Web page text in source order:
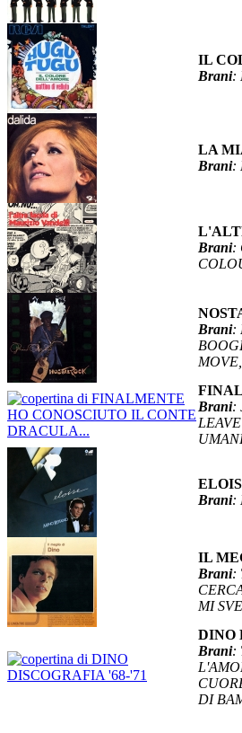
IL
Brani:
LA
Brani:
Brani:
Brani:
Brani:
Brani:
IL
Brani:
MI
DINO
Brani:
DI